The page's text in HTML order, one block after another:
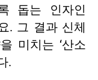
돕는 인자인
. 그 결과 신체
미치는 ‘산소
.